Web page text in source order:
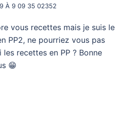
À 9 09 35 02352
vous recettes mais je suis le
PP2, ne pourriez vous pas
les recettes en PP ? Bonne
😁